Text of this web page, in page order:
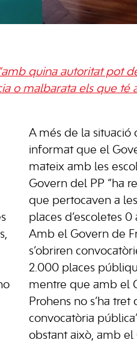
quina autoritat pot
o malbarata els que té
A més de la situació
informat que el
mateix amb les
Govern del PP “ha
que pertocaven a
places d’escoletes 0
Amb el Govern de
s’obriren
2.000 places
mentre que amb el
Prohens no s’ha tret
convocatòria
obstant això, amb el